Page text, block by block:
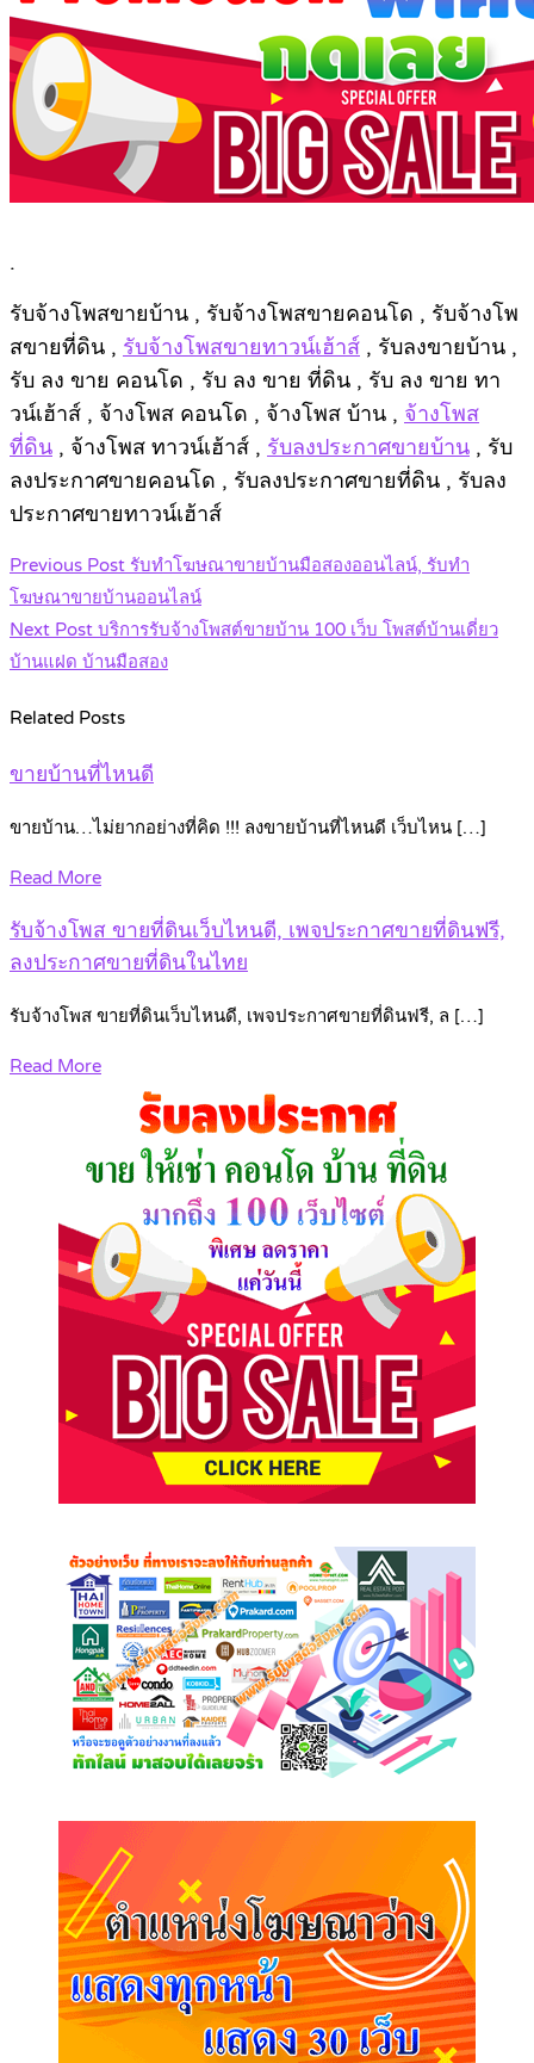
.
รับจ้างโพสขายบ้าน , รับจ้างโพสขายคอนโด , รับจ้างโพ
สขายที่ดิน , รับจ้างโพสขายทาวน์เฮ้าส์ , รับลงขายบ้าน ,
รับ ลง ขาย คอนโด , รับ ลง ขาย ที่ดิน , รับ ลง ขาย ทา
วน์เฮ้าส์ , จ้างโพส คอนโด , จ้างโพส บ้าน , จ้างโพส
ที่ดิน , จ้างโพส ทาวน์เฮ้าส์ , รับลงประกาศขายบ้าน , รับ
ลงประกาศขายคอนโด , รับลงประกาศขายที่ดิน , รับลง
ประกาศขายทาวน์เฮ้าส์
Post
navigation
Previous Post รับทำโฆษณาขายบ้านมือสองออนไลน์, รับทำ
โฆษณาขายบ้านออนไลน์
Next Post บริการรับจ้างโพสต์ขายบ้าน 100 เว็บ โพสต์บ้านเดี่ยว
บ้านแฝด บ้านมือสอง
Related Posts
ขายบ้านที่ไหนดี
ขายบ้าน…ไม่ยากอย่างที่คิด !!! ลงขายบ้านที่ไหนดี เว็บไหน […]
Read More
รับจ้างโพส ขายที่ดินเว็บไหนดี, เพจประกาศขายที่ดินฟรี,
ลงประกาศขายที่ดินในไทย
รับจ้างโพส ขายที่ดินเว็บไหนดี, เพจประกาศขายที่ดินฟรี, ล […]
Read More